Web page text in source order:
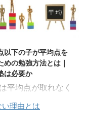
な暗記は鮮度が勝
、一夜漬けと表現
生懸命暗記で詰め
強方法です。これ
るわけですが、そ
数学も、高校数学
かしながら、世の
も使う数学の知識
の中学数学です。
学になると一般か
るので、難易度も
以下の子が平均点を
めの勉強方法とは｜
は必要か
平均点が取れなく
いてお話します。
理由とは